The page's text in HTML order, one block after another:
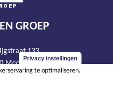
GROEP
133
Mechelen
569 965
Privacy instellingen
te optimaliseren.